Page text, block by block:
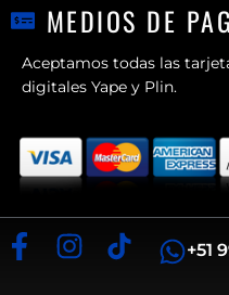
MEDIOS DE
Aceptamos todas las
digitales Yape y Plin.
+51